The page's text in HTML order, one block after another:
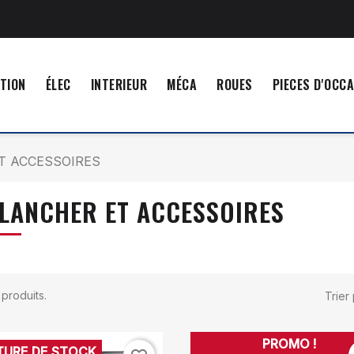
ÉLEC INTERIEUR MÉCA ROUES PIECES
ACCESSOIRES
ET ACCESSOIRES
produits. Trier
PROMO !